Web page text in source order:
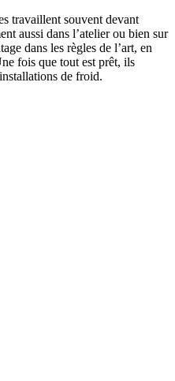
travaillent souvent devant
aussi dans l’atelier ou bien sur
dans les règles de l’art, en
fois que tout est prêt, ils
de froid.